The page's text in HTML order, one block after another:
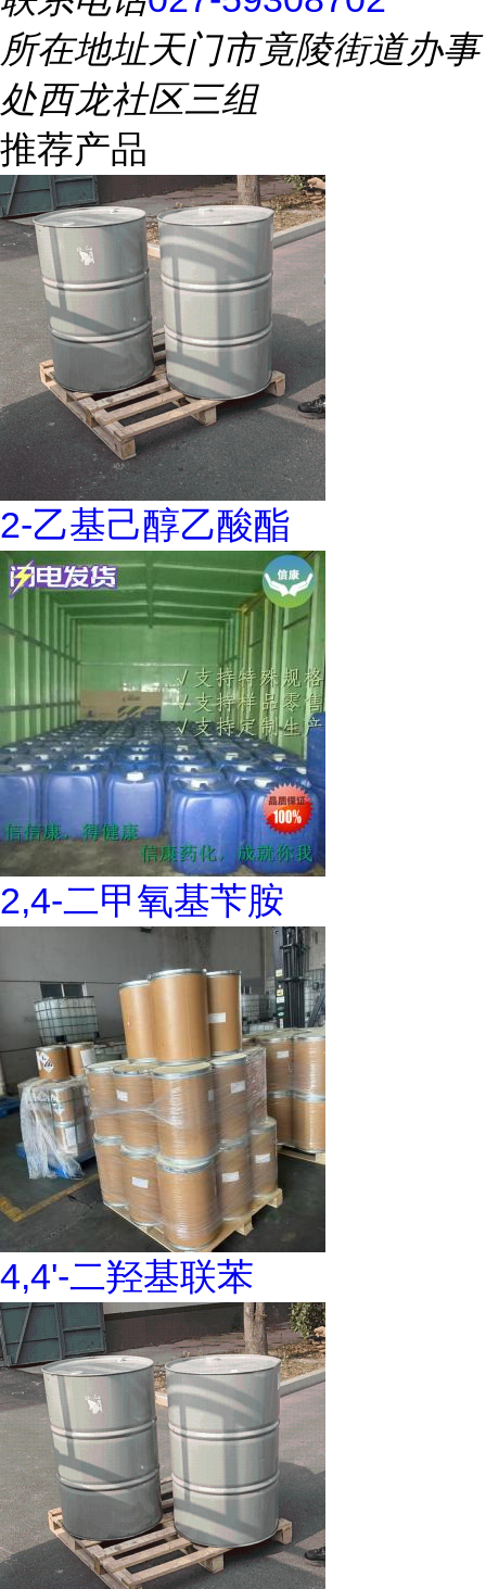
所在地址天门市竟陵街道办事
处西龙社区三组
推荐产品
2-乙基己醇乙酸酯
2,4-二甲氧基苄胺
4,4'-二羟基联苯